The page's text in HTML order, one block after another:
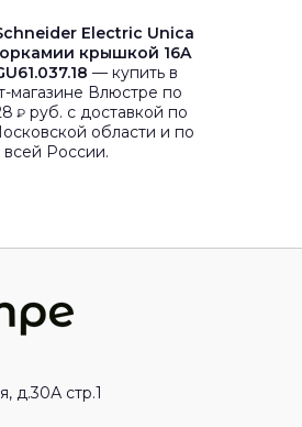
Electric Unica
крышкой 16A
— купить в
магазине Влюстре по
₽руб. с доставкой по
области и по
всей России.
д.30А стр.1